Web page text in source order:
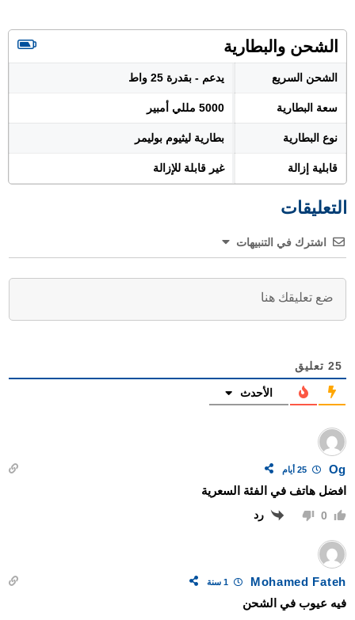
الشحن والبطارية
الشحن السريع يدعم - بقدرة 25 واط
سعة البطارية 5000 مللي أمبير
نوع البطارية بطارية ليثيوم بوليمر
قابلية إزالة غير قابلة للإزالة
التعليقات
اشترك في التنبيهات
25 تعليق
الأحدث
Og 25 أيام
افضل هاتف في الفئة السعرية
0 رد
Mohamed Fateh 1 سنة
فيه عيوب في الشحن